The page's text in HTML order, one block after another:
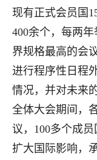
现有正式会员国
400余个，每两
界规格最高的会
进行程序性日程
情况，并对未来
全体大会期间，
议，100多个成
扩大国际影响，